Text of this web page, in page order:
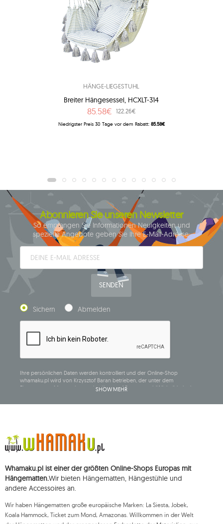
HÄNGE-LIEGESTUHL
Breiter Hängesessel, HCXLT-314
85.58€ 122.26€
Niedrigster Preis 30 Tage vor dem Rabatt: 85.58€
Abonnieren Sie unseren Newsletter
So empfangen Sie Informationen Neuigkeiten und
spezielle Angebote geben Sie Ihre E-Mail-Adresse:
SENDEN
Sichern Abmelden
Ihre persönlichen Daten werden kontrolliert und der Online-Shop
whamaku.pl wird von Krzysztof Baran betrieben, der unter dem
Firmennamen Mouton Interactive Krzysztof Baran geschäftlich tätig ist, in
verarbeitet und bis zu Ihrer Abmeldung gespeichert.
Sie haben das Recht, auf die Verarbeitung Ihrer personenbezogenen Daten
zuzugreifen, diese zu korrigieren, zu löschen, deren Verarbeitung zu
einer zuständigen Aufsichtsbehörde eine Beschwerde über die
Verarbeitung dieser Daten einzureichen und zu erheben Ihre Einwilligung
zur Verarbeitung Ihrer personenbezogenen Daten kann jederzeit
widerrufen werden, wobei ein solcher Widerruf die Rechtmäßigkeit der
genannten Rechte auszuüben, wenden Sie sich bitte per E-Mail oder per
Brief an die registrierte Adresse an die Kundendienstabteilung von Mouton
Interactive.
SHOW MEHR
Whamaku.pl ist einer der größten Online-Shops Europas mit
Hängematten.Wir bieten Hängematten, Hängestühle und
andere Accessoires an.
Wir haben Hängematten große europäische Marken: La Siesta, Jobek,
Koala Hammock, Ticket zum Mond, Amazonas. Willkommen in der Welt